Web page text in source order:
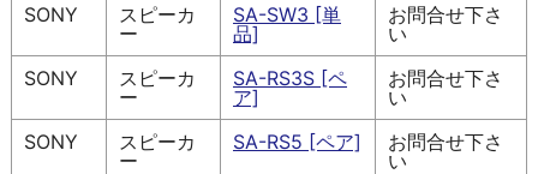
SONY
スピーカ
ー
SA-SW3 [単
品]
お問合せ下さ
い
SONY
スピーカ
ー
SA-RS3S [ペ
ア]
お問合せ下さ
い
SONY
スピーカ
ー
SA-RS5 [ペア]
お問合せ下さ
い